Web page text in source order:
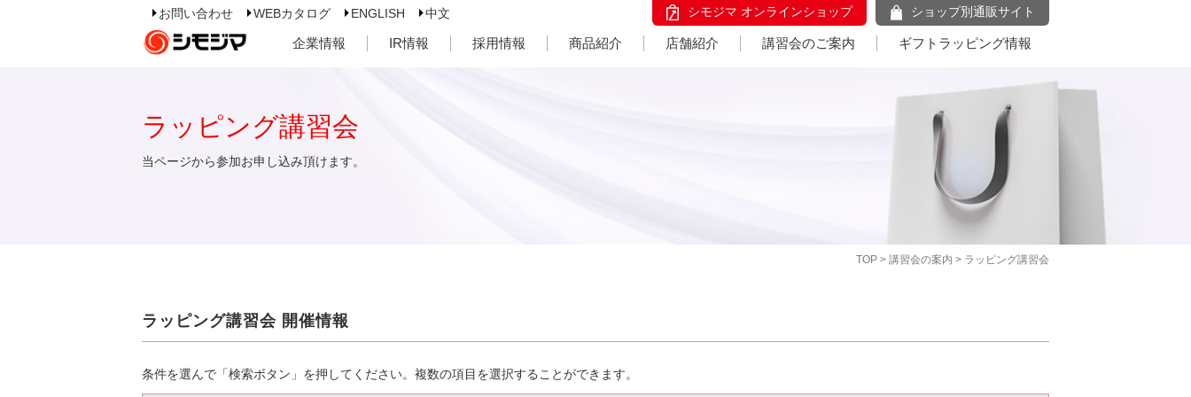
お問い合わせ WEBカタログ ENGLISH 中文 シモジマ オンラインショップ ショップ別通販サイト
企業情報 IR情報 採用情報 商品紹介 店舗紹介 講習会のご案内 ギフトラッピング情報
TOP > 講習会の案内 > ラッピング講習会
ラッピング講習会
当ページから参加お申し込み頂けます。
ラッピング講習会 開催情報
条件を選んで「検索ボタン」を押してください。複数の項目を選択することができます。